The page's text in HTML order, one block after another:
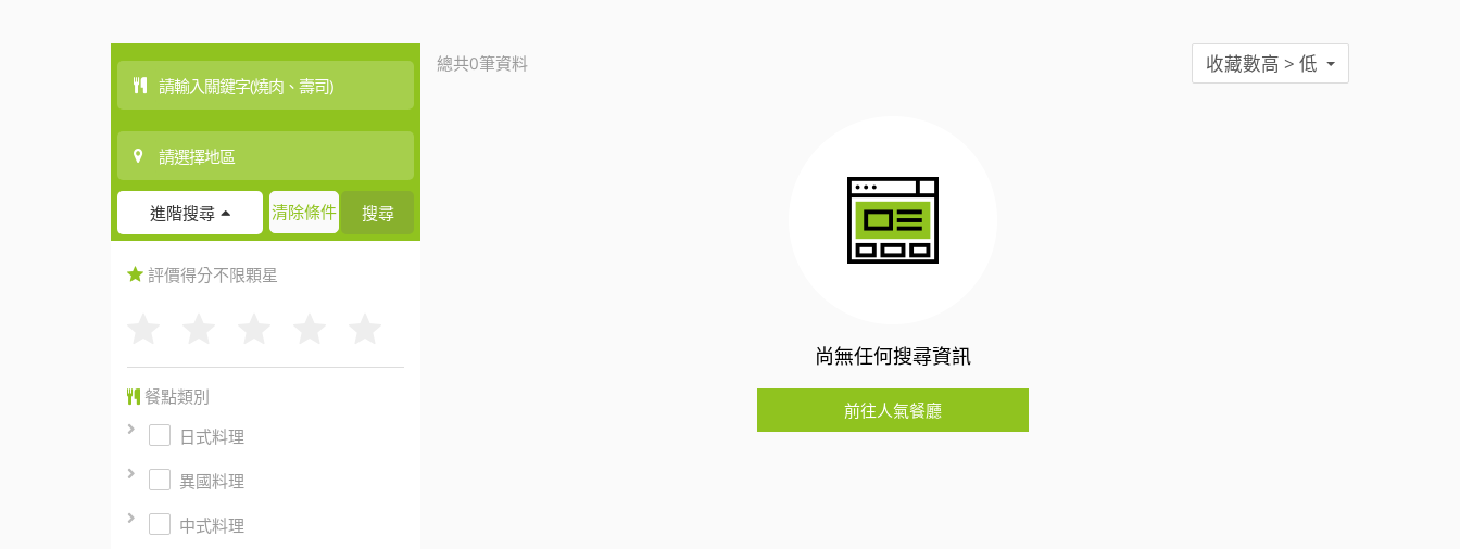
進階搜尋 清除條件 搜尋
評價得分不限顆星
餐點類別
日式料理
異國料理
中式料理
總共0筆資料 收藏數高 > 低
尚無任何搜尋資訊
前往人氣餐廳